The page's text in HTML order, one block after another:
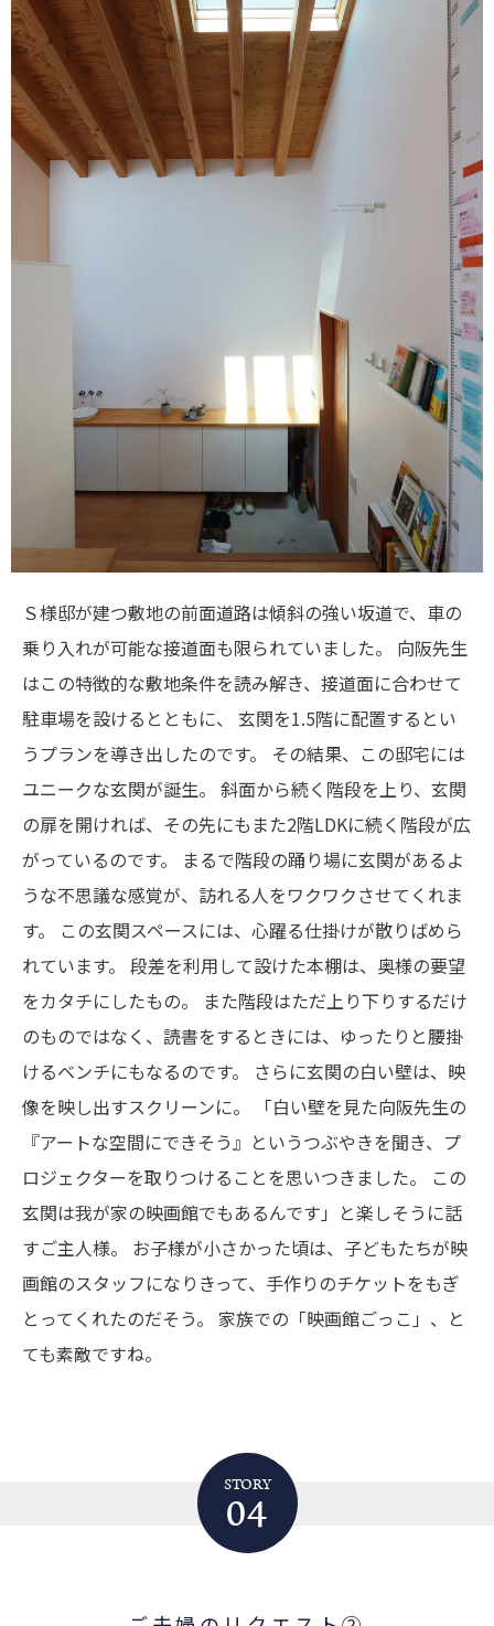
Ｓ様邸が建つ敷地の前面道路は傾斜の強い坂道で、車の
乗り入れが可能な接道面も限られていました。
向阪先生
はこの特徴的な敷地条件を読み解き、接道面に合わせて
駐車場を設けるとともに、 玄関を1.5階に配置するとい
うプランを導き出したのです。
その結果、この邸宅には
ユニークな玄関が誕生。 斜面から続く階段を上り、玄関
の扉を開ければ、その先にもまた2階LDKに続く階段が広
がっているのです。
まるで階段の踊り場に玄関があるよ
うな不思議な感覚が、訪れる人をワクワクさせてくれま
す。
この玄関スペースには、心躍る仕掛けが散りばめら
れています。 段差を利用して設けた本棚は、奥様の要望
をカタチにしたもの。
また階段はただ上り下りするだけ
のものではなく、読書をするときには、ゆったりと腰掛
けるベンチにもなるのです。
さらに玄関の白い壁は、映
像を映し出すスクリーンに。
「白い壁を見た向阪先生の
『アートな空間にできそう』というつぶやきを聞き、プ
ロジェクターを取りつけることを思いつきました。
この
玄関は我が家の映画館でもあるんです」と楽しそうに話
すご主人様。
お子様が小さかった頃は、子どもたちが映
画館のスタッフになりきって、手作りのチケットをもぎ
とってくれたのだそう。 家族での「映画館ごっこ」、と
ても素敵ですね。
STORY
04